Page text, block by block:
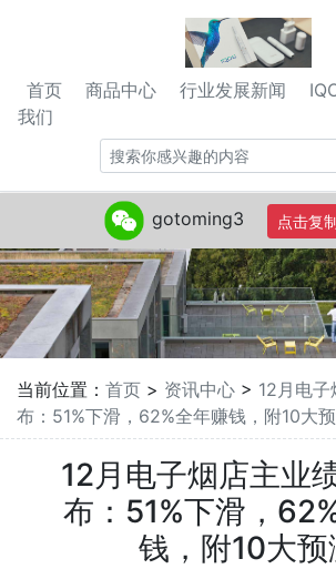
首页 商品中心 行业发展新闻
我们
当前位置： 首页 > 资讯中心 > 12月电
布：51%下滑，62%全年赚钱，附10大
12月电子烟店主业
布：51%下滑，
钱，附10大预
gotoming3 点击复